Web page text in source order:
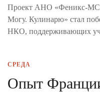
Проект АНО «Феникс-
Могу. Кулинарю» стал
НКО, поддерживающих
СРЕДА
Опыт